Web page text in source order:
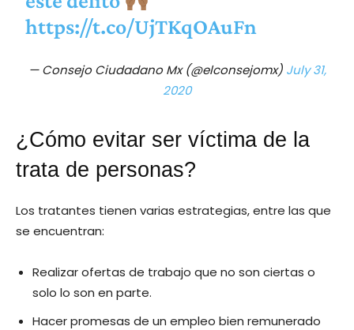
https://t.co/UjTKqOAuFn
— Consejo Ciudadano Mx (@elconsejomx) July 31,
2020
¿Cómo evitar ser víctima de la
trata de personas?
Los tratantes tienen varias estrategias, entre las que
se encuentran:
Realizar ofertas de trabajo que no son ciertas o
solo lo son en parte.
Hacer promesas de un empleo bien remunerado